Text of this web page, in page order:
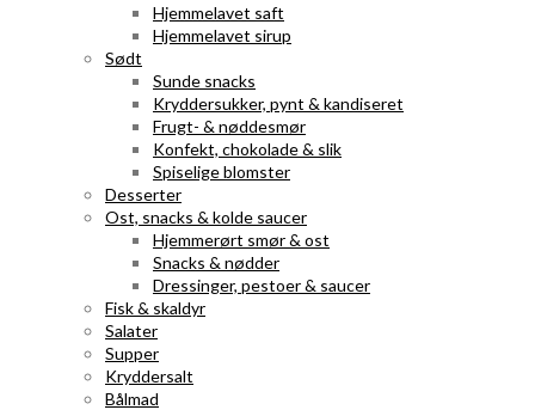
Hjemmelavet saft
Hjemmelavet sirup
Sødt
Sunde snacks
Kryddersukker, pynt & kandiseret
Frugt- & nøddesmør
Konfekt, chokolade & slik
Spiselige blomster
Desserter
Ost, snacks & kolde saucer
Hjemmerørt smør & ost
Snacks & nødder
Dressinger, pestoer & saucer
Fisk & skaldyr
Salater
Supper
Kryddersalt
Bålmad